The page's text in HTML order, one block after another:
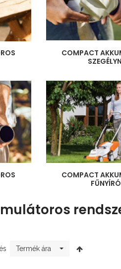
COMPACT
COMPACT
Termék ára